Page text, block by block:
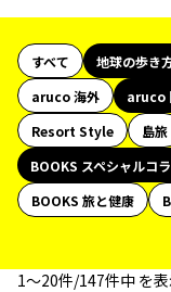
すべて 地球の歩き
aruco 海外
aruco
Resort Style
島旅
BOOKS スペシャルコ
BOOKS 旅と健康
1〜20件/147件中 を